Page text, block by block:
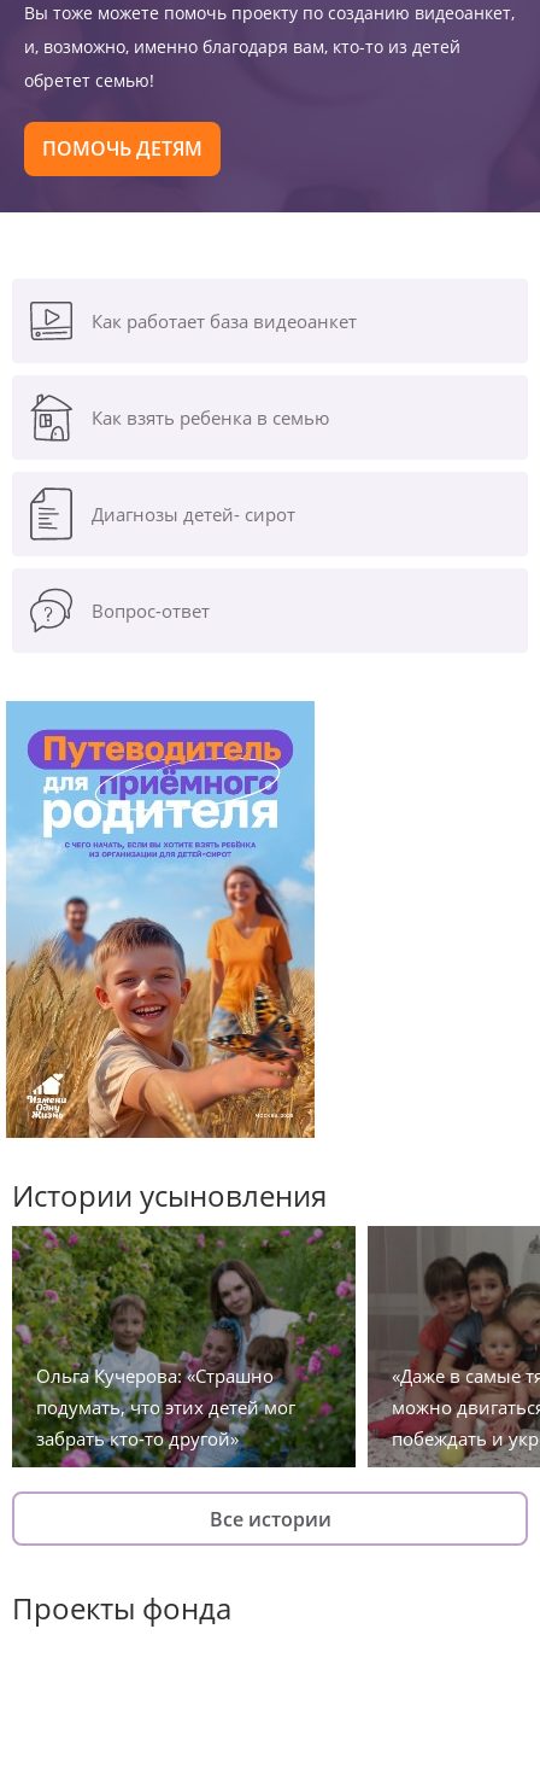
Вы тоже можете помочь проекту по созданию видеоанкет,
и, возможно, именно благодаря вам, кто-то из детей
обретет семью!
ПОМОЧЬ ДЕТЯМ
Как работает база видеоанкет
Как взять ребенка в семью
Диагнозы детей- сирот
Вопрос-ответ
Истории усыновления
Ольга Кучерова: «Страшно
подумать, что этих детей мог
забрать кто-то другой»
«Даже в самые
можно
побеждать и
Все истории
Проекты фонда